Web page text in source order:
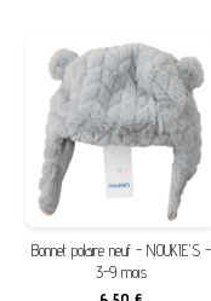
Bonnet polaire neuf - NOUKIE'S -
3-9 mois